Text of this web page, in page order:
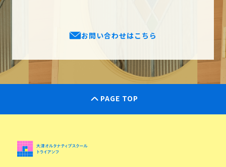
お問い合わせはこちら
PAGE TOP